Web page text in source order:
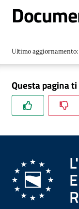
Chi
Siamo
Formazione
Notizie
eventi
Partecipazione
Ultimo aggiornamento:
Questa pagina